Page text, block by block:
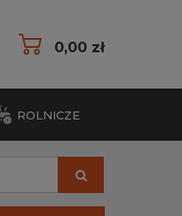
0,00 zł
ROLNICZE